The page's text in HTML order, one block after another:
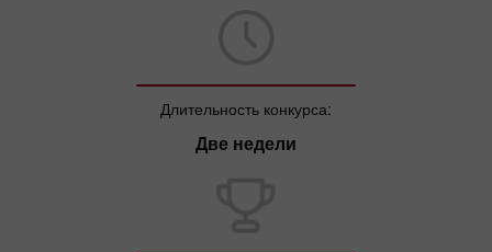
Длительность конкурса:
Две недели